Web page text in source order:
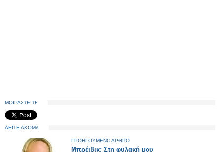
ΜΟΙΡΑΣΤΕΙΤΕ
ΔΕΙΤΕ ΑΚΟΜΑ
ΠΡΟΗΓΟΥΜΕΝΟ ΑΡΘΡΟ
Μπρέιβικ: Στη φυλακή μου